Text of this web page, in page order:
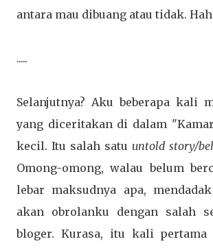
antara mau dibuang atau tidak.
.....
Selanjutnya? Aku beberapa kali
yang diceritakan di dalam
kecil. Itu salah satu untold story/
Omong-omong, walau belum
lebar maksudnya apa,
akan obrolanku dengan salah
bloger. Kurasa, itu kali pertama